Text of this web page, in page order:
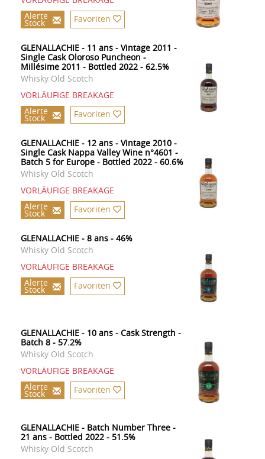
Alerte
Stock Favoriten
GLENALLACHIE - 11 ans - Vintage 2011 -
Single Cask Oloroso Puncheon -
Millésime 2011 - Bottled 2022 - 62.5%
Whisky Old Scotch
VORLÄUFIGE BREAKAGE
Alerte
Stock Favoriten
GLENALLACHIE - 12 ans - Vintage 2010 -
Single Cask Nappa Valley Wine n°4601 -
Batch 5 for Europe - Bottled 2022 - 60.6%
Whisky Old Scotch
VORLÄUFIGE BREAKAGE
Alerte
Stock Favoriten
GLENALLACHIE - 8 ans - 46%
Whisky Old Scotch
VORLÄUFIGE BREAKAGE
Alerte
Stock Favoriten
GLENALLACHIE - 10 ans - Cask Strength -
Batch 8 - 57.2%
Whisky Old Scotch
VORLÄUFIGE BREAKAGE
Alerte
Stock Favoriten
GLENALLACHIE - Batch Number Three -
21 ans - Bottled 2022 - 51.5%
Whisky Old Scotch